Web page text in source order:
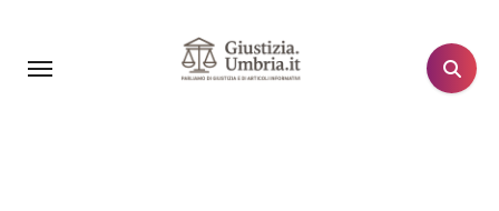
contenuto